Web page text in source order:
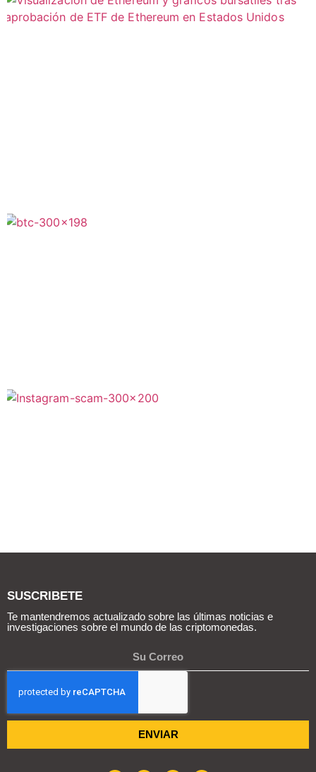
SUSCRIBETE
Te mantendremos actualizado sobre las últimas noticias e
investigaciones sobre el mundo de las criptomonedas.
ENVIAR